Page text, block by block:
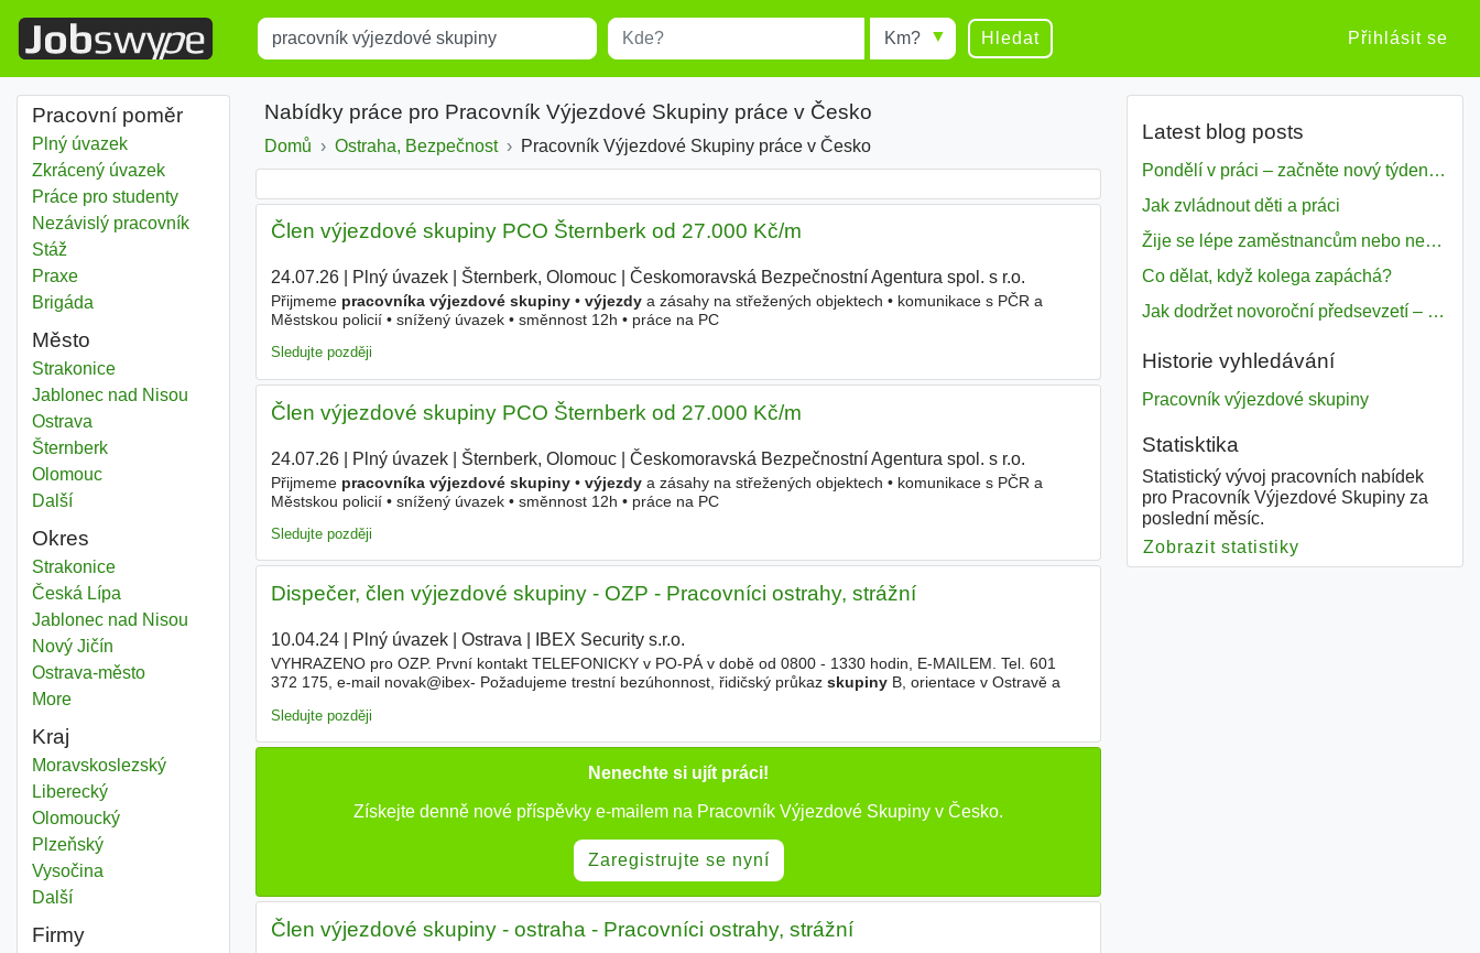
Title Místo Radius Hledat Přihlásit se
Pracovní poměr
Plný úvazek
Zkrácený úvazek
Práce pro studenty
Nezávislý pracovník
Stáž
Praxe
Brigáda
Město
Pracovník výjezdové skupiny
Strakonice
Pracovník výjezdové skupiny
Jablonec nad Nisou
Pracovník výjezdové skupiny
Ostrava
Pracovník výjezdové skupiny
Šternberk
Pracovník výjezdové skupiny
Olomouc
Dalšíměsta
Okres
Pracovník výjezdové skupiny
StrakoniceOkres
Pracovník výjezdové skupiny
Česká Lípa
Pracovník výjezdové skupiny
Jablonec nad Nisou
Pracovník výjezdové skupiny
Nový Jičín
Pracovník výjezdové skupiny
Ostrava-městoOkres
Moredistricts
Kraj
Pracovník výjezdové skupiny
MoravskoslezskýKraj
Pracovník výjezdové skupiny
LibereckýKraj
Pracovník výjezdové skupiny
OlomouckýKraj
Pracovník výjezdové skupiny
PlzeňskýKraj
Pracovník výjezdové skupiny
Vysočina
Dalšíkraj
Firmy
Nabídky práce pro Pracovník Výjezdové Skupiny práce v Česko
Domů Ostraha, Bezpečnost Pracovník Výjezdové Skupiny práce v Česko
Člen výjezdové skupiny PCO Šternberk od 27.000 Kč/m
24.07.26| Plný úvazek| Šternberk, Olomouc| Českomoravská Bezpečnostní Agentura spol. s r.o.
Přijmeme pracovníka výjezdové skupiny• výjezdya zásahy na střežených objektech • komunikace s PČR a
Městskou policií • snížený úvazek • směnnost 12h • práce na PC
Sledujte později
Člen výjezdové skupiny PCO Šternberk od 27.000 Kč/m
24.07.26| Plný úvazek| Šternberk, Olomouc| Českomoravská Bezpečnostní Agentura spol. s r.o.
Přijmeme pracovníka výjezdové skupiny• výjezdya zásahy na střežených objektech • komunikace s PČR a
Městskou policií • snížený úvazek • směnnost 12h • práce na PC
Sledujte později
Dispečer, člen výjezdové skupiny - OZP - Pracovníci ostrahy, strážní
10.04.24| Plný úvazek| Ostrava IBEX Security s.r.o.
VYHRAZENO pro OZP. První kontakt TELEFONICKY v PO-PÁ v době od 0800 - 1330 hodin, E-MAILEM. Tel. 601
372 175, e-mail novak@ibex- Požadujeme trestní bezúhonnost, řidičský průkaz skupinyB, orientace v Ostravě a
Sledujte později
Nenechte si ujít práci!
Získejte denně nové příspěvky e-mailem na Pracovník Výjezdové Skupiny v Česko.
Zaregistrujte se nyní
Člen výjezdové skupiny - ostraha - Pracovníci ostrahy, strážní
Latest blog posts
Pondělí v práci – začněte nový týden s motivací
Jak zvládnout děti a práci
Žije se lépe zaměstnancům nebo nezavislým pracovníkům
Co dělat, když kolega zapáchá?
Jak dodržet novoroční předsevzetí – naše tipy pro dobrý začátek roku 2018
Historie vyhledávání
Pracovník výjezdové skupiny
Statisktika
Statistický vývoj pracovních nabídek
pro Pracovník Výjezdové Skupiny za
poslední měsíc.
Zobrazit statistiky